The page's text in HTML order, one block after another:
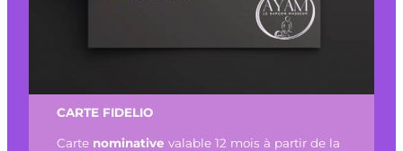
CARTE FIDELIO
Carte nominative valable 12 mois à partir de la